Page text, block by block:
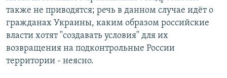
также не приводятся; речь в данном случае идёт о
гражданах Украины, каким образом российские
власти хотят "создавать условия" для их
возвращения на подконтрольные России
территории - неясно.